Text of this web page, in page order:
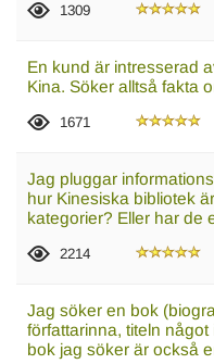
1309
En kund är intresserad
Kina. Söker alltså fakta
1671
Jag pluggar
hur Kinesiska bibliotek
kategorier? Eller har de
2214
Jag söker en bok
författarinna, titeln
bok jag söker är också